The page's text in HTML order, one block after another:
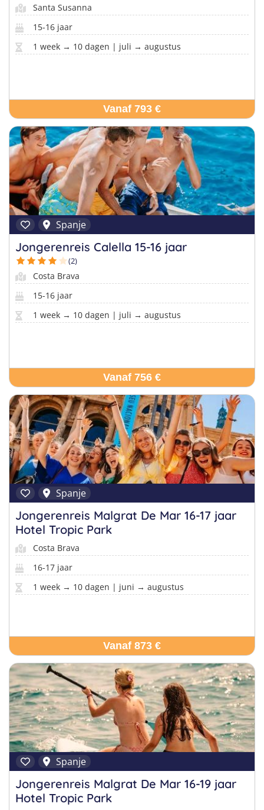
Santa Susanna
15-16 jaar
1 week → 10 dagen | juli → augustus
Vanaf 793 €
Spanje
Jongerenreis Calella 15-16 jaar
(2)
Costa Brava
15-16 jaar
1 week → 10 dagen | juli → augustus
Vanaf 756 €
Spanje
Jongerenreis Malgrat De Mar 16-17 jaar
Hotel Tropic Park
Costa Brava
16-17 jaar
1 week → 10 dagen | juni → augustus
Vanaf 873 €
Spanje
Jongerenreis Malgrat De Mar 16-19 jaar
Hotel Tropic Park